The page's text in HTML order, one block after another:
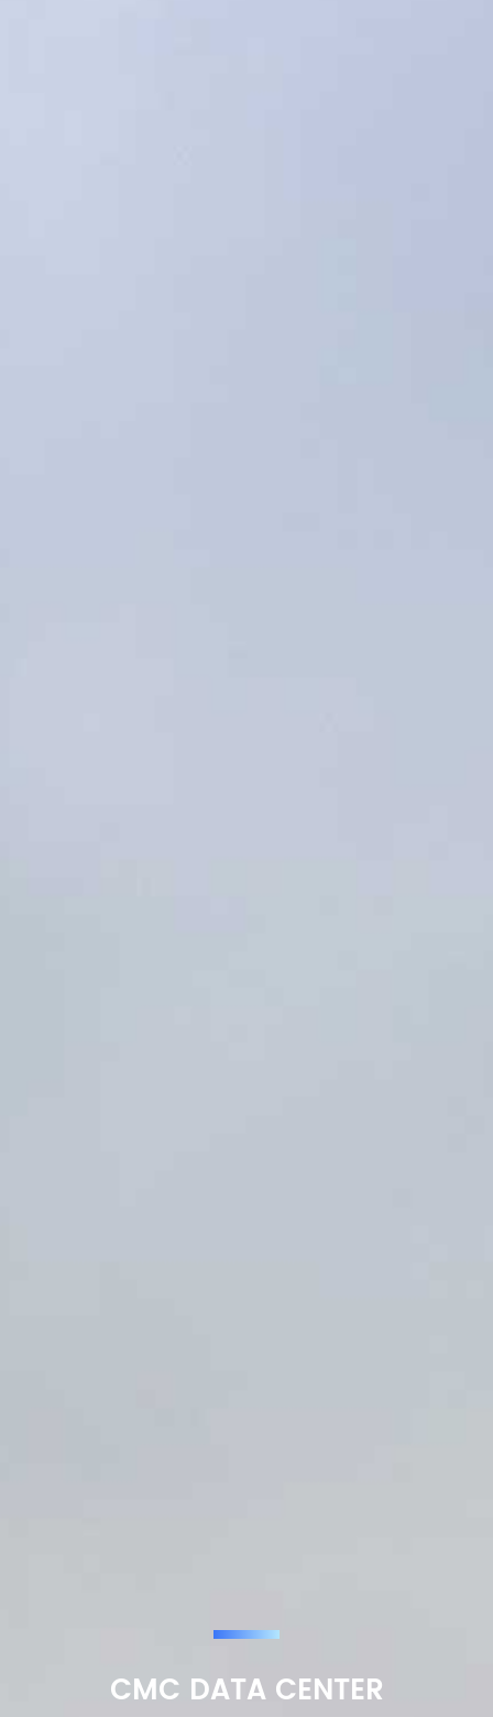
CMC DATA CENTER